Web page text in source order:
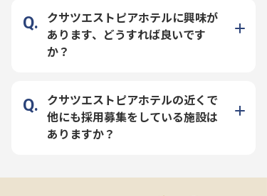
クサツエストピアホテルに興味が
あります、どうすれば良いです
か？
クサツエストピアホテルの近くで
他にも採用募集をしている施設は
ありますか？